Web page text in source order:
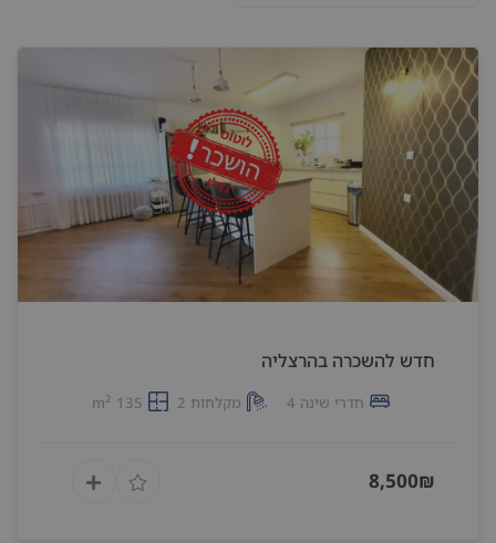
חדש להשכרה בהרצליה
חדרי שינה 4 מקלחות 2 135 m
2
8,500₪